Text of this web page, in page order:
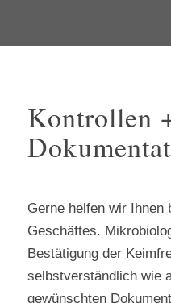
Kontrollen
Gerne helfen wir Ihnen
Geschäftes.
Bestätigung der
selbstverständlich wie
gewünschten